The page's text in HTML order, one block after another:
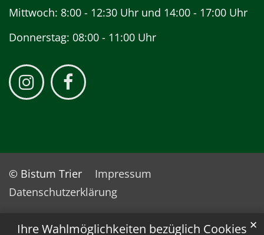
Ihre Wahlmöglichkeiten bezüglich Cookies ✕
Mittwoch: 8:00 - 12:30 Uhr und 14:00 - 17:00 Uhr
Donnerstag: 08:00 - 11:00 Uhr
© Bistum Trier
Impressum
Datenschutzerklärung